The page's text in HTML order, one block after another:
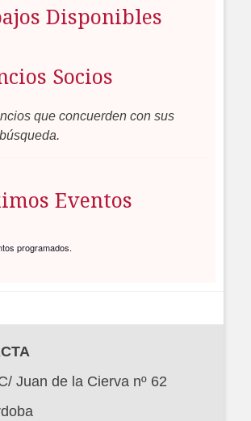
Disponibles
Socios
que concuerden con sus
Eventos
programados.
Juan de la Cierva nº 62